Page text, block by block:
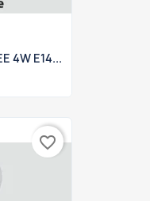
4W E14...
favorite_border